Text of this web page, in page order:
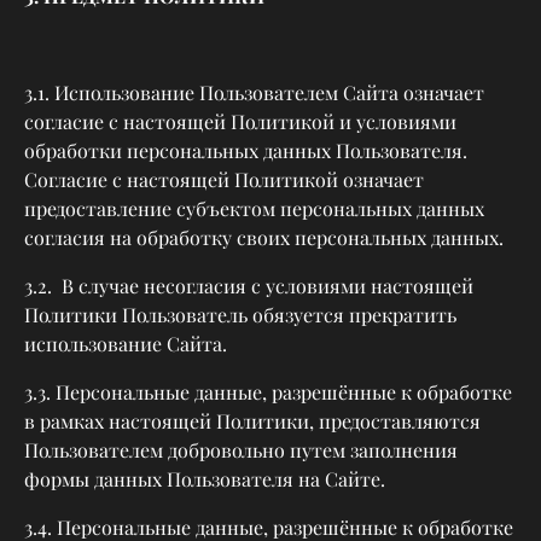
3.1. Использование Пользователем Сайта означает
согласие с настоящей Политикой и условиями
обработки персональных данных Пользователя.
Согласие с настоящей Политикой означает
предоставление субъектом персональных данных
согласия на обработку своих персональных данных.
3.2. В случае несогласия с условиями настоящей
Политики Пользователь обязуется прекратить
использование Сайта.
3.3. Персональные данные, разрешённые к обработке
в рамках настоящей Политики, предоставляются
Пользователем добровольно путем заполнения
формы данных Пользователя на Сайте.
3.4. Персональные данные, разрешённые к обработке